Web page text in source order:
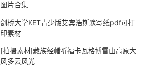
图片合集
剑桥大学KET青少版艾宾浩斯默写纸pdf可打
印素材
[拍摄素材]藏族经幡祈福卡瓦格博雪山高原大
风多云风光